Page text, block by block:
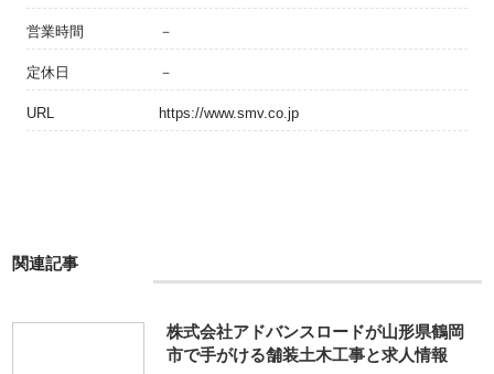
営業時間 －
定休日 －
URL https://www.smv.co.jp
関連記事
株式会社アドバンスロードが山形県鶴岡
市で手がける舗装土木工事と求人情報